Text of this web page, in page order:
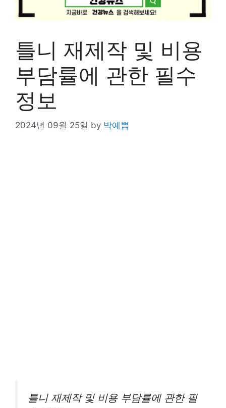
틀니 재제작 및 비용
부담률에 관한 필수
정보
2024년 09월 25일 by 박예쁨
틀니 재제작 및 비용 부담률에 관한 필